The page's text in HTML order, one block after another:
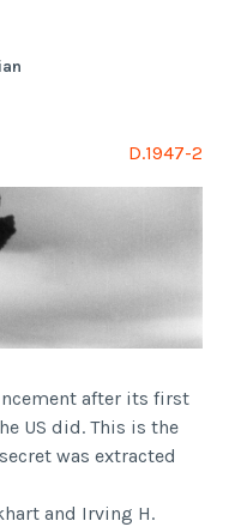
D.1947-2
after its first
US did. This is the
was extracted
and Irving H.